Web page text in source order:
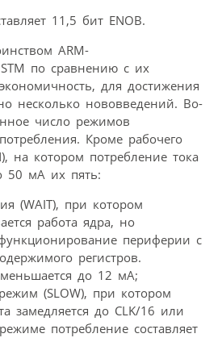
11,5 бит ENOB.
ARM-
по сравнению с их
для достижения
несколько нововведений. Во-
число режимов
Кроме рабочего
на котором потребление тока
50 мА их пять:
(WAIT), при котором
работа ядра, но
периферии с
регистров.
до 12 мА;
(SLOW), при котором
замедляется до CLK/16 или
потребление составляет